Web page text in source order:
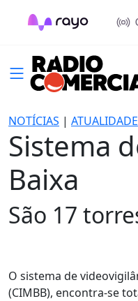
NOTÍCIAS | ATUALIDADE
Sistema
Baixa
São 17
O sistema de
(CIMBB), encontra-se